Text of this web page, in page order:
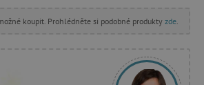
koupit. Prohlédněte si podobné produkty zde